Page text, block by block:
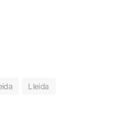
Lleida